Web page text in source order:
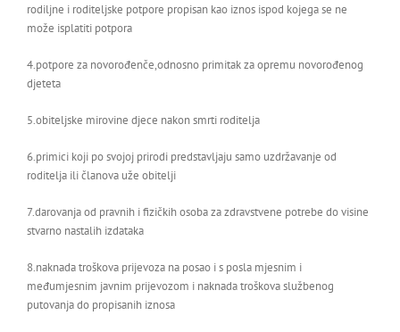
rodiljne i roditeljske potpore propisan kao iznos ispod kojega se ne
može isplatiti potpora
4.potpore za novorođenče,odnosno primitak za opremu novorođenog
djeteta
5.obiteljske mirovine djece nakon smrti roditelja
6.primici koji po svojoj prirodi predstavljaju samo uzdržavanje od
roditelja ili članova uže obitelji
7.darovanja od pravnih i fizičkih osoba za zdravstvene potrebe do visine
stvarno nastalih izdataka
8.naknada troškova prijevoza na posao i s posla mjesnim i
međumjesnim javnim prijevozom i naknada troškova službenog
putovanja do propisanih iznosa